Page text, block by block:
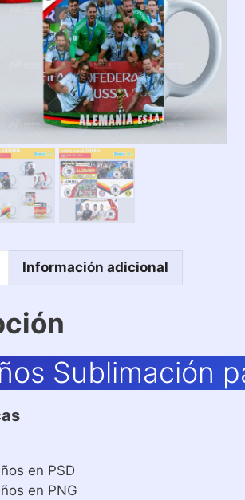
Información adicional
Sublimación
en PSD
en PNG